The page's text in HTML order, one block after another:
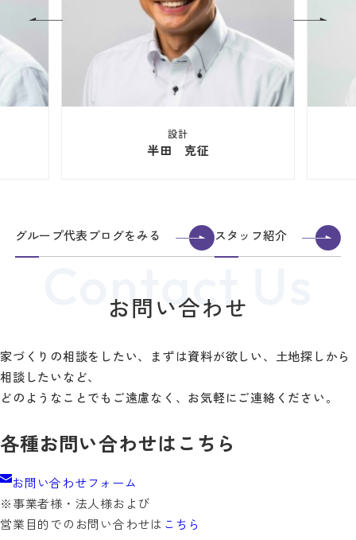
設計
半田 克征
グループ代表ブログをみる スタッフ紹介
お問い合わせ
家づくりの相談をしたい、まずは資料が欲しい、土地探しから
相談したいなど、
どのようなことでもご遠慮なく、お気軽にご連絡ください。
各種お問い合わせはこちら
お問い合わせフォーム
※事業者様・法人様および
営業目的でのお問い合わせは こちら